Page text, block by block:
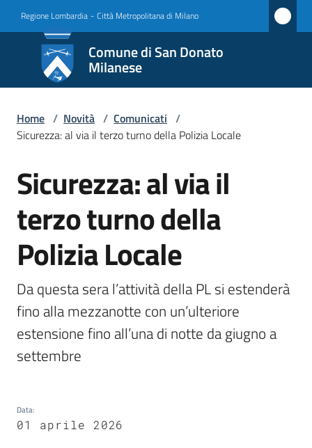
Regione Lombardia - Città Metropolitana di Milano
Comune di San Donato
Milanese
Comune
di San
Donato
Milanese
Amministrazione
Novità
Menu selezionato
Servizi
Vivere
San
Donato
Milanese
Tutti
Home / Novità / Comunicati /
Sicurezza: al via il terzo turno della Polizia Locale
Salta al contenuto
Sicurezza: al via il
terzo turno della
Polizia Locale
Da questa sera l’attività della PL si estenderà
fino alla mezzanotte con un’ulteriore
estensione fino all’una di notte da giugno a
settembre
Data:
01 aprile 2026